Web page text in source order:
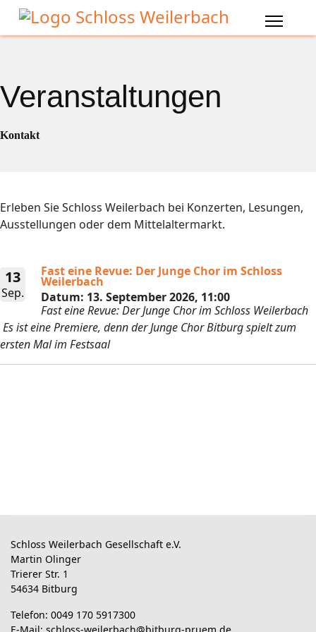
Veranstaltungen
Kontakt
Erleben Sie Schloss Weilerbach bei Konzerten, Lesungen,
Ausstellungen oder dem Mittelaltermarkt.
13
Sep.
Fast eine Revue: Der Junge Chor im Schloss
Weilerbach
Datum: 13. September 2026, 11:00
Fast eine Revue: Der Junge Chor im Schloss Weilerbach
Es ist eine Premiere, denn der Junge Chor Bitburg spielt zum
ersten Mal im Festsaal
Schloss Weilerbach Gesellschaft e.V.
Martin Olinger
Trierer Str. 1
54634 Bitburg
Telefon: 0049 170 5917300